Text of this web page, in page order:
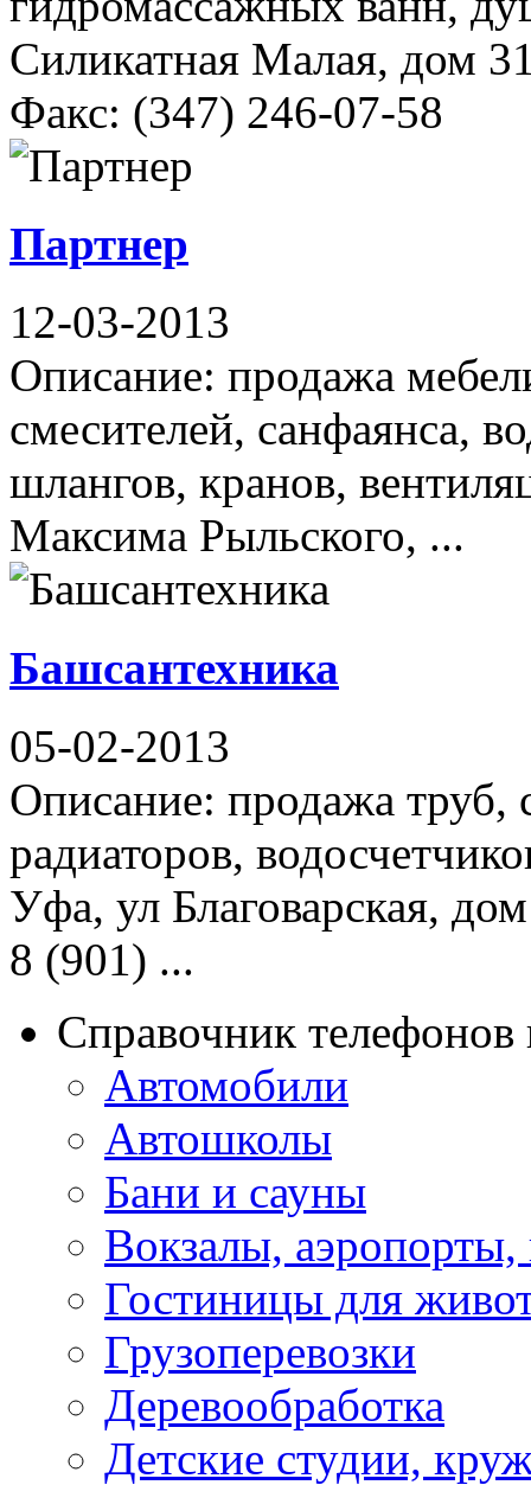
Силикатная Малая, дом
Факс: (347) 246-07-58
Партнер
12-03-2013
Описание: продажа
смесителей, санфаянса,
шлангов, кранов,
Максима Рыльского, ...
Башсантехника
05-02-2013
Описание: продажа труб,
радиаторов,
Уфа, ул Благоварская,
8 (901) ...
Справочник
Автомобили
Автошколы
Бани и сауны
Вокзалы,
Гостиницы для
Грузоперевозки
Деревообработка
Детские студии,